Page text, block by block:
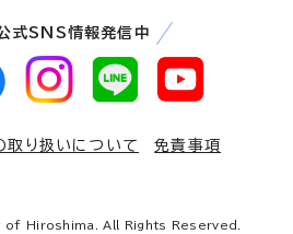
式SNS情報発信中
取り扱いについて
免責事項
Hiroshima. All Rights Reserved.